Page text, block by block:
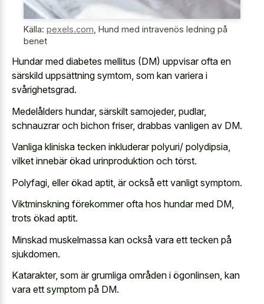
Källa: pexels.com Hund med intravenös ledning på
benet
Hundar med diabetes mellitus (DM) uppvisar ofta en
särskild uppsättning symtom, som kan variera i
svårighetsgrad.
Medelålders hundar, särskilt samojeder, pudlar,
schnauzrar och bichon friser, drabbas vanligen av DM.
Vanliga kliniska tecken inkluderar polyuri/ polydipsia,
vilket innebär ökad urinproduktion och törst.
Polyfagi, eller ökad aptit, är också ett vanligt symptom.
Viktminskning förekommer ofta hos hundar med DM,
trots ökad aptit.
Minskad muskelmassa kan också vara ett tecken på
sjukdomen.
Katarakter, som är grumliga områden i ögonlinsen, kan
vara ett symptom på DM.